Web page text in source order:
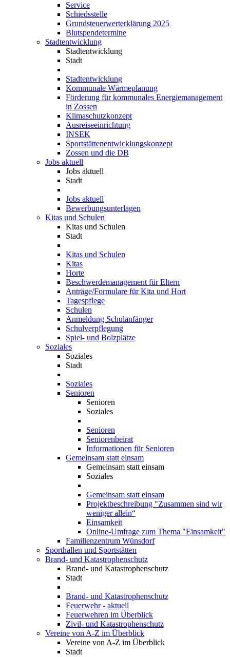
Service
Schiedsstelle
Grundsteuerwerterklärung 2025
Blutspendetermine
Stadtentwicklung
Stadtentwicklung
Stadt
Stadtentwicklung
Kommunale Wärmeplanung
Förderung für kommunales Energiemanagement
in Zossen
Klimaschutzkonzept
Ausreiseeinrichtung
INSEK
Sportstättenentwicklungskonzept
Zossen und die DB
Jobs aktuell
Jobs aktuell
Stadt
Jobs aktuell
Bewerbungsunterlagen
Kitas und Schulen
Kitas und Schulen
Stadt
Kitas und Schulen
Kitas
Horte
Beschwerdemanagement für Eltern
Anträge/Formulare für Kita und Hort
Tagespflege
Schulen
Anmeldung Schulanfänger
Schulverpflegung
Spiel- und Bolzplätze
Soziales
Soziales
Stadt
Soziales
Senioren
Senioren
Soziales
Senioren
Seniorenbeirat
Informationen für Senioren
Gemeinsam statt einsam
Gemeinsam statt einsam
Soziales
Gemeinsam statt einsam
Projektbeschreibung "Zusammen sind wir
weniger allein“
Einsamkeit
Online-Umfrage zum Thema "Einsamkeit"
Familienzentrum Wünsdorf
Sporthallen und Sportstätten
Brand- und Katastrophenschutz
Brand- und Katastrophenschutz
Stadt
Brand- und Katastrophenschutz
Feuerwehr - aktuell
Feuerwehren im Überblick
Zivil- und Katastrophenschutz
Vereine von A-Z im Überblick
Vereine von A-Z im Überblick
Stadt